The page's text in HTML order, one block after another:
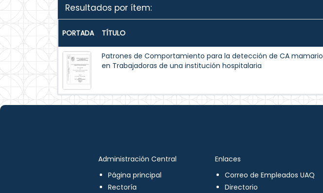
Resultados por ítem:
PORTADA TÍTULO
Patrones de Comportamiento para la detección de CA mamario
en Trabajadoras de una institución hospitalaria
Administración Central
Página principal
Rectoría
Enlaces
Correo de Empleados UAQ
Directorio